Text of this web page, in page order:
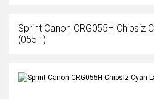
Sprint Canon CRG055H Chipsiz
(055H)